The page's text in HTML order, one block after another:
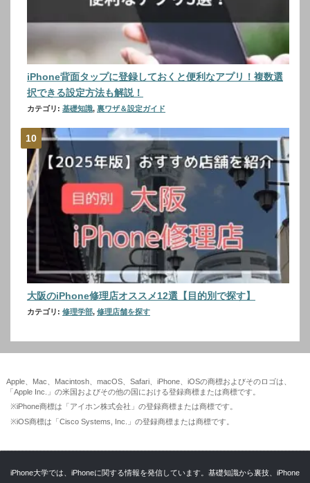
iPhone背面タップに登録しておくと便利なアプリ！複数選
択できる設定方法も解説！
カテゴリ: 基礎知識, 裏ワザ＆設定ガイド
大阪のiPhone修理店オススメ12選【目的別で探す】
カテゴリ: 修理学部, 修理店舗を探す
Apple、Mac、Macintosh、macOS、Safari、iPhone、iOSの商標およびそのロゴは、
「Apple Inc.」の米国およびその他の国における登録商標または商標です。
※iPhone商標は「アイホン株式会社」の登録商標または商標です。
※iOS商標は「Cisco Systems, Inc.」の登録商標または商標です。
iPhone大学では、iPhoneに関する情報を発信しています。基礎知識から裏技、iPhone